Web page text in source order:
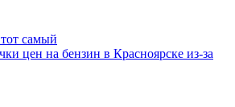
самый
цен на бензин в Красноярске из-за